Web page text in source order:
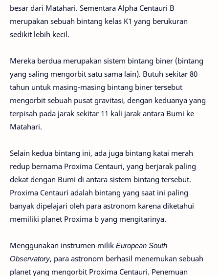
besar dari Matahari. Sementara Alpha Centauri B
merupakan sebuah bintang kelas K1 yang berukuran
sedikit lebih kecil.
Mereka berdua merupakan sistem bintang biner (bintang
yang saling mengorbit satu sama lain). Butuh sekitar 80
tahun untuk masing-masing bintang biner tersebut
mengorbit sebuah pusat gravitasi, dengan keduanya yang
terpisah pada jarak sekitar 11 kali jarak antara Bumi ke
Matahari.
Selain kedua bintang ini, ada juga bintang katai merah
redup bernama Proxima Centauri, yang berjarak paling
dekat dengan Bumi di antara sistem bintang tersebut.
Proxima Centauri adalah bintang yang saat ini paling
banyak dipelajari oleh para astronom karena diketahui
memiliki planet Proxima b yang mengitarinya.
Menggunakan instrumen milik European South
Observatory, para astronom berhasil menemukan sebuah
planet yang mengorbit Proxima Centauri. Penemuan